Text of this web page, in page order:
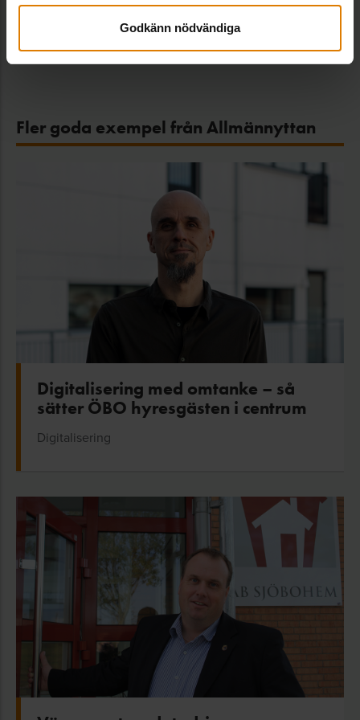
Godkänn nödvändiga
Dela:
Fler goda exempel från Allmännyttan
Digitalisering med omtanke – så
sätter ÖBO hyresgästen i centrum
Digitalisering